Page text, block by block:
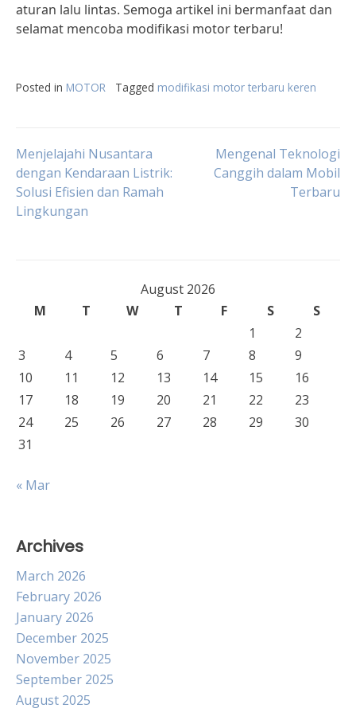
aturan lalu lintas. Semoga artikel ini bermanfaat dan
selamat mencoba modifikasi motor terbaru!
Posted in MOTOR Tagged modifikasi motor terbaru keren
Post
navigation
Menjelajahi Nusantara
dengan Kendaraan Listrik:
Solusi Efisien dan Ramah
Lingkungan
Mengenal Teknologi
Canggih dalam Mobil
Terbaru
August 2026
M
T W T F S
S
1
2
3
4 5 6 7 8
9
10
11 12 13 14 15
16
17
18 19 20 21 22
23
24
25 26 27 28 29
30
31
« Mar
Archives
March 2026
February 2026
January 2026
December 2025
November 2025
September 2025
August 2025